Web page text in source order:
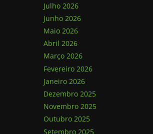
Julho 2026
Junho 2026
Maio 2026
Abril 2026
Março 2026
Fevereiro 2026
Janeiro 2026
Dezembro 2025
Novembro 2025
Outubro 2025
Setembro 2025